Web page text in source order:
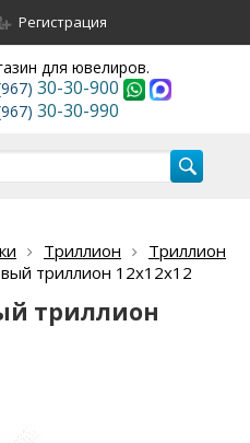
Регистрация
для ювелиров.
30-30-900
30-30-990
Триллион
Триллион
триллион 12х12х12
триллион